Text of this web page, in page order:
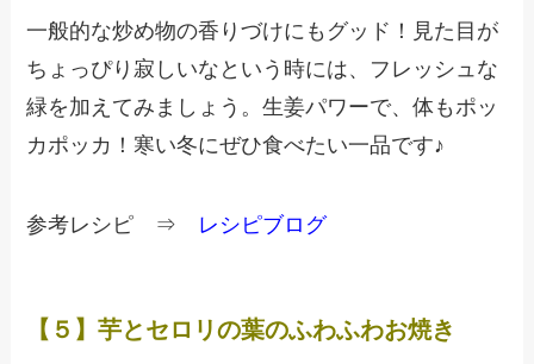
一般的な炒め物の香りづけにもグッド！見た目が
ちょっぴり寂しいなという時には、フレッシュな
緑を加えてみましょう。生姜パワーで、体もポッ
カポッカ！寒い冬にぜひ食べたい一品です♪
参考レシピ ⇒ レシピブログ
【５】芋とセロリの葉のふわふわお焼き